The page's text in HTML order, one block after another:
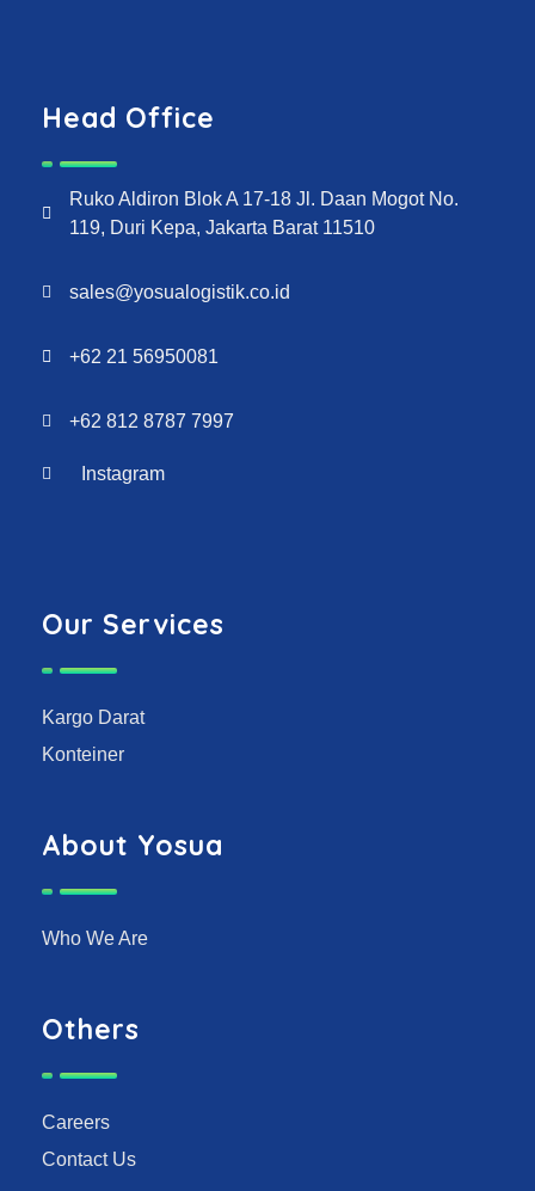
Head Office
Ruko Aldiron Blok A 17-18 Jl. Daan Mogot No.
119, Duri Kepa, Jakarta Barat 11510
sales@yosualogistik.co.id
+62 21 56950081
+62 812 8787 7997
Instagram
Our Services
Kargo Darat
Konteiner
About Yosua
Who We Are
Others
Careers
Contact Us